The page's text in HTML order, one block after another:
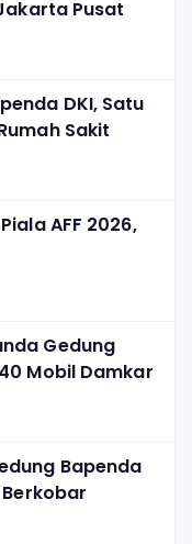
Pusat
DKI, Satu
Sakit
AFF 2026,
Gedung
Mobil Damkar
Bapenda